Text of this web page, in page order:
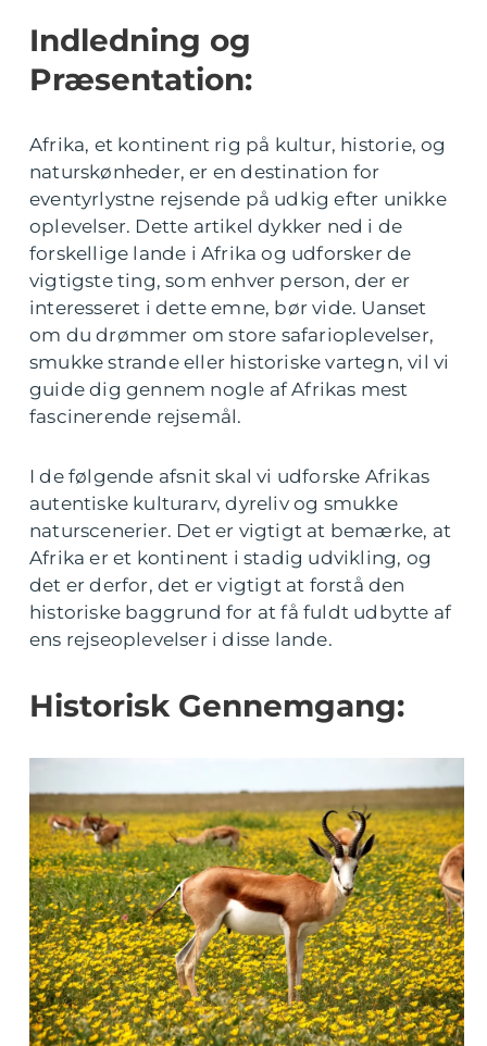
Indledning og
Præsentation:
Afrika, et kontinent rig på kultur, historie, og
naturskønheder, er en destination for
eventyrlystne rejsende på udkig efter unikke
oplevelser. Dette artikel dykker ned i de
forskellige lande i Afrika og udforsker de
vigtigste ting, som enhver person, der er
interesseret i dette emne, bør vide. Uanset
om du drømmer om store safarioplevelser,
smukke strande eller historiske vartegn, vil vi
guide dig gennem nogle af Afrikas mest
fascinerende rejsemål.
I de følgende afsnit skal vi udforske Afrikas
autentiske kulturarv, dyreliv og smukke
naturscenerier. Det er vigtigt at bemærke, at
Afrika er et kontinent i stadig udvikling, og
det er derfor, det er vigtigt at forstå den
historiske baggrund for at få fuldt udbytte af
ens rejseoplevelser i disse lande.
Historisk Gennemgang: